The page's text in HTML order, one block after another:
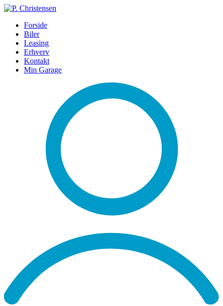
Forside
Biler
Leasing
Erhverv
Kontakt
Min Garage